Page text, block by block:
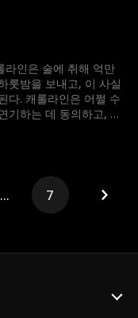
라인은 술에 취해 억만
룻밤을 보내고, 이 사실
다. 캐롤라인은 어쩔 수
기하는 데 동의하고, 둘
... 7